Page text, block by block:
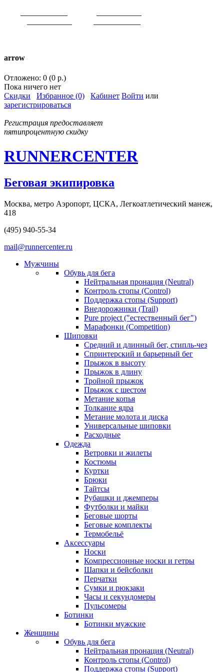
arrow
Отложено: 0 (0 р.)
Пока ничего нет
Скидки
Избранное (0) Кабинет Войти или
зарегистрироваться
Регистрация предоставляет
пятипроцентную скидку
RUNNERCENTER
Беговая экипировка
Москва, метро Аэропорт, ЦСКА, Легкоатлетический манеж,
418
(495) 940-55-34
mail@runnercenter.ru
Мужчины
Обувь для бега
Нейтральная пронация (Neutral)
Контроль стопы (Control)
Поддержка стопы (Support)
Внедорожники (Trail)
Pure project ("естественный бег")
Марафонки (Competition)
Шиповки
Средний и длинный бег, стипль-чез
Cпринтерский и барьерный бег
Прыжок в высоту
Прыжок в длину
Тройной прыжок
Прыжок с шестом
Метание копья
Толкание ядра
Метание молота и диска
Универсальные шиповки
Расходные
Одежда
Ветровки и жилеты
Костюмы
Куртки
Брюки
Тайтсы
Рубашки и джемперы
Футболки и майки
Беговые шорты
Беговые комплекты
Термобельё
Аксессуары
Носки
Компрессионные носки и гетры
Шапки и бейсболки
Перчатки
Сумки и рюкзаки
Часы и секундомеры
Пульсомеры
Ботинки
Ботинки мужские
Женщины
Обувь для бега
Нейтральная пронация (Neutral)
Контроль стопы (Control)
Поддержка стопы (Support)